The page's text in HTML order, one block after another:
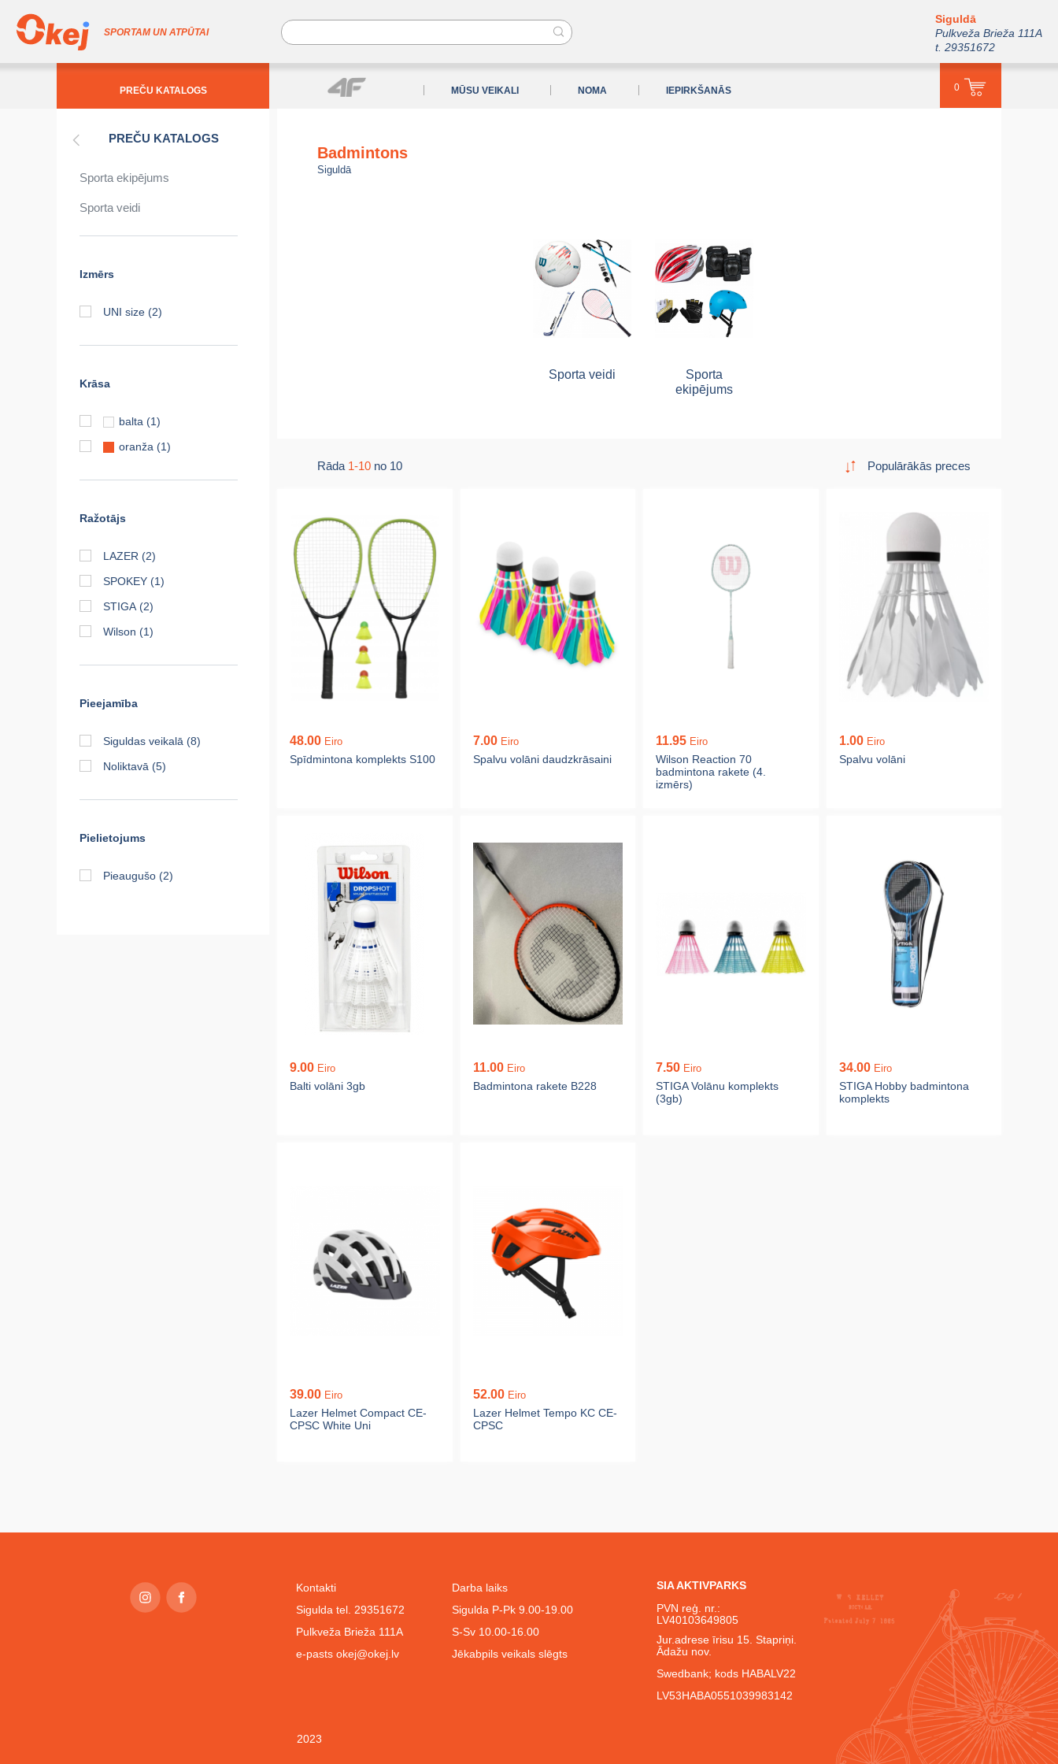
SPORTAM UN ATPŪTAI
Siguldā
Pulkveža Brieža 111A
t. 29351672
PREČU KATALOGS MŪSU VEIKALI NOMA IEPIRKŠANĀS 0
PREČU KATALOGS
Sporta ekipējums
Sporta veidi
Izmērs
UNI size (2)
Krāsa
balta (1)
oranža (1)
Ražotājs
LAZER (2)
SPOKEY (1)
STIGA (2)
Wilson (1)
Pieejamība
Siguldas veikalā (8)
Noliktavā (5)
Pielietojums
Pieaugušo (2)
Badmintons
Siguldā
Sporta veidi
Sporta
ekipējums
Rāda 1-10 no 10 Populārākās preces
48.00 Eiro
Spīdmintona komplekts S100
7.00 Eiro
Spalvu volāni daudzkrāsaini
11.95 Eiro
Wilson Reaction 70
badmintona rakete (4.
izmērs)
1.00 Eiro
Spalvu volāni
9.00 Eiro
Balti volāni 3gb
11.00 Eiro
Badmintona rakete B228
7.50 Eiro
STIGA Volānu komplekts
(3gb)
34.00 Eiro
STIGA Hobby badmintona
komplekts
39.00 Eiro
Lazer Helmet Compact CE-
CPSC White Uni
52.00 Eiro
Lazer Helmet Tempo KC CE-
CPSC
Kontakti
Sigulda tel. 29351672
Pulkveža Brieža 111A
e-pasts okej@okej.lv
Darba laiks
Sigulda P-Pk 9.00-19.00
S-Sv 10.00-16.00
Jēkabpils veikals slēgts
SIA AKTIVPARKS
PVN reģ. nr.:
LV40103649805
Jur.adrese īrisu 15. Stapriņi.
Ādažu nov.
Swedbank; kods HABALV22
LV53HABA0551039983142
2023